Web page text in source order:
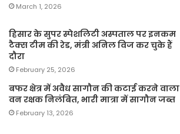
March 1, 2026
हिसार के सुपर स्पेशलिटी अस्पताल पर इनकम
टैक्स टीम की रेड, मंत्री अनिल विज कर चुके हैं
दौरा
February 25, 2026
बफर क्षेत्र में अवैध सागौन की कटाई करने वाला
वन रक्षक निलंबित, भारी मात्रा में सागौन जब्त
February 13, 2026